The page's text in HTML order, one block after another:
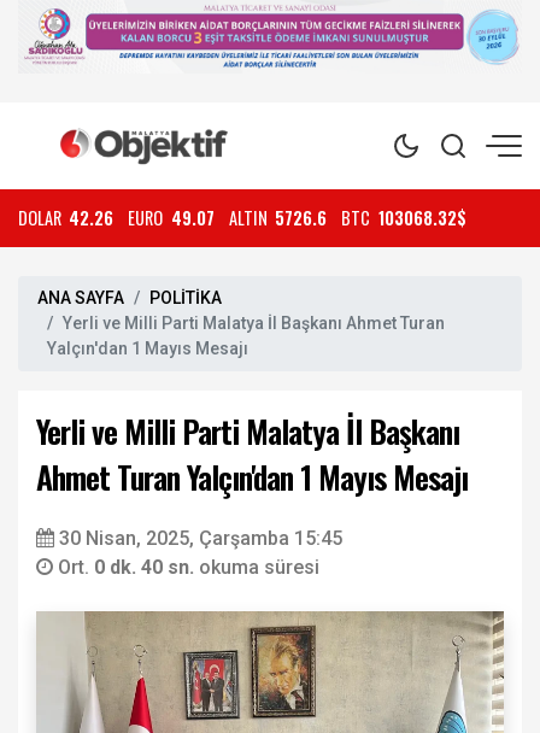
DOLAR 42.26 EURO 49.07 ALTIN 5726.6 BTC 103068.32$
ANA SAYFA
POLİTİKA
Yerli ve Milli Parti Malatya İl Başkanı Ahmet Turan
Yalçın'dan 1 Mayıs Mesajı
Yerli ve Milli Parti Malatya İl Başkanı
Ahmet Turan Yalçın'dan 1 Mayıs Mesajı
30 Nisan, 2025, Çarşamba 15:45
Ort. 0 dk. 40 sn. okuma süresi